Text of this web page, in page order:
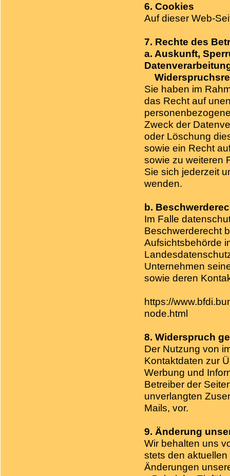
6. Cookies
Auf dieser Web-
7. Rechte des
a. Auskunft,
Sie haben im
das Recht auf
Zweck der
oder Löschung
sowie ein Recht
sowie zu weiteren
Sie sich jederzeit
wenden.
b.
Im Falle
Beschwerderecht
Aufsichtsbehörde
Unternehmen
sowie deren
https://
node.html
8. Widerspruch
Der Nutzung von
Kontaktdaten zur
Werbung und
Betreiber der
unverlangten
Mails, vor.
9. Änderung
Wir behalten uns
stets den
Änderungen